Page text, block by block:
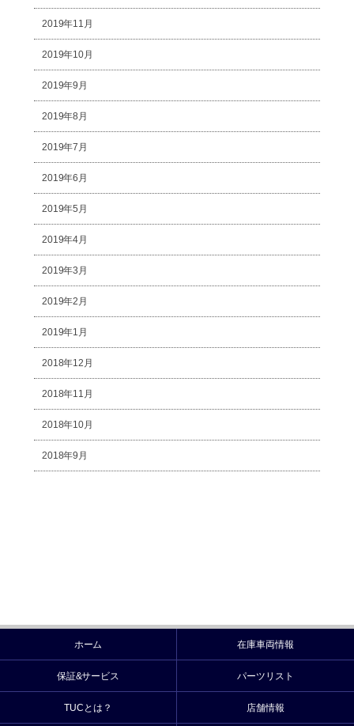
2019年11月
2019年10月
2019年9月
2019年8月
2019年7月
2019年6月
2019年5月
2019年4月
2019年3月
2019年2月
2019年1月
2018年12月
2018年11月
2018年10月
2018年9月
ホーム 在庫車両情報
保証&サービス パーツリスト
TUCとは？ 店舗情報